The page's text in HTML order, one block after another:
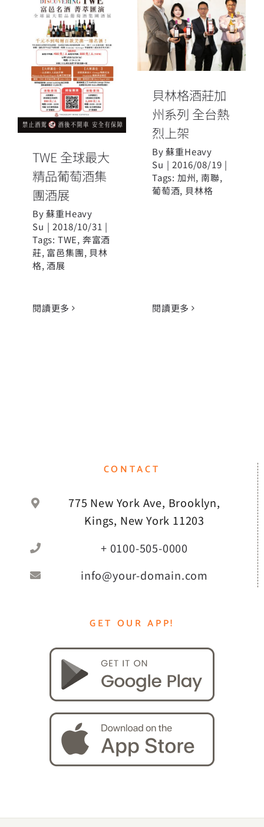
TWE 全球最大
精品葡萄酒集
團酒展
TWE 全球最大
精品葡萄酒集
團酒展
By蘇重Heavy
Su | 2018/10/31 |
Tags: TWE, 奔富酒
莊, 富邑集團, 貝林
格,酒展
閱讀更多
貝林格酒莊加
州系列 全台熱
烈上架
貝林格酒莊加
州系列 全台熱
烈上架
By蘇重Heavy
Su | 2016/08/19 |
Tags: 加州, 南聯,
葡萄酒, 貝林格
閱讀更多
CONTACT
775 New York Ave, Brooklyn,
Kings, New York 11203
+ 0100-505-0000
info@your-domain.com
GET OUR APP!